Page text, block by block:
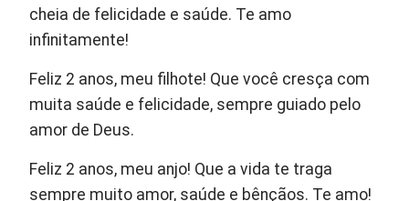
cheia de felicidade e saúde. Te amo
infinitamente!
Feliz 2 anos, meu filhote! Que você cresça com
muita saúde e felicidade, sempre guiado pelo
amor de Deus.
Feliz 2 anos, meu anjo! Que a vida te traga
sempre muito amor, saúde e bênçãos. Te amo!